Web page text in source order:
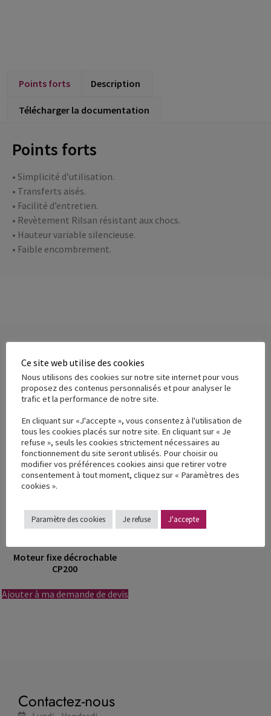
Points forts Description
Télécharger la documentation
Points forts
• Simplicité d’utilisation.
• Transferts aisés.
• Facilité d’entretien.
• Revètement Rilsan résistant aux chocs.
• Hauteur variable silencieuse.
• Faible encombrement.
Produits similaires
Moteur fixe décrochable
CP200
Ajouter à ma demande de devis
Contactez-nous
Ce site web utilise des cookies
Nous utilisons des cookies sur notre site internet pour vous
proposez des contenus personnalisés et pour analyser le
trafic et la performance de notre site.
En cliquant sur «J'accepte », vous consentez à l'utilisation de
tous les cookies placés sur notre site. En cliquant sur « Je
refuse », seuls les cookies strictement nécessaires au
fonctionnement du site seront utilisés. Pour choisir ou
modifier vos préférences cookies ainsi que retirer votre
consentement à tout moment, cliquez sur « Paramètres des
cookies ».
Paramètre des cookies Je refuse J'accepte